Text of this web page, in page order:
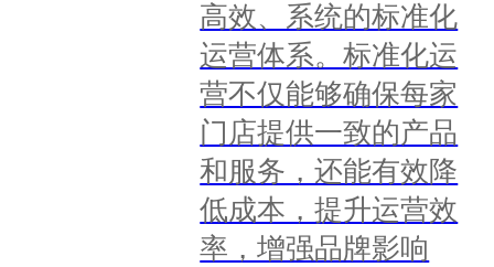
高效、系统的标准化
运营体系。标准化运
营不仅能够确保每家
门店提供一致的产品
和服务，还能有效降
低成本，提升运营效
率，增强品牌影响